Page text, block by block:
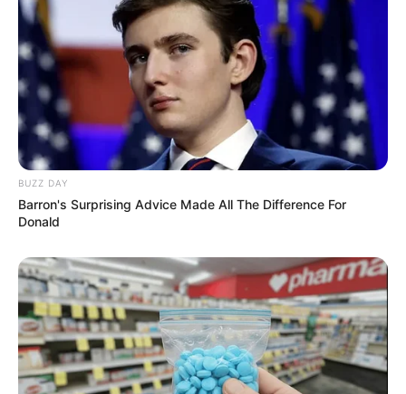
BUZZ DAY
Barron's Surprising Advice Made All The Difference For
Donald